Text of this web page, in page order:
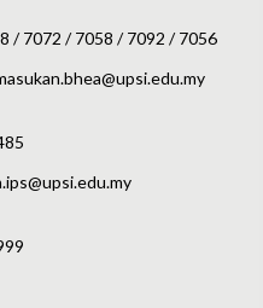
/ 7072 / 7058 / 7092 / 7056